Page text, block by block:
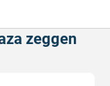
zeggen